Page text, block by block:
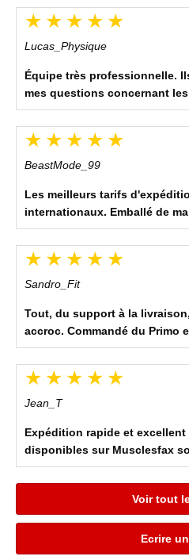
Lucas_Physique
Équipe très professionnelle.
mes questions concernant
BeastMode_99
Les meilleurs tarifs
internationaux. Emballé de
Sandro_Fit
Tout, du support à la
accroc. Commandé du Primo
Jean_T
Expédition rapide et
disponibles sur Musclesfax
Voir tout
Ecrire